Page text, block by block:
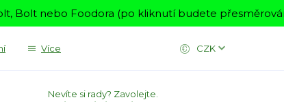
Bolt nebo Foodora (po kliknutí budete
Více CZK
Nevíte si rady? Zavolejte.